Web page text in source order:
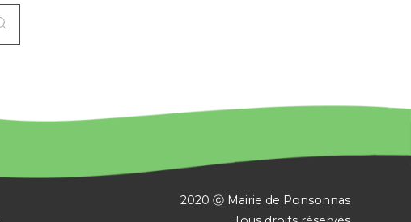
2020 ⓒ Mairie de Ponsonnas